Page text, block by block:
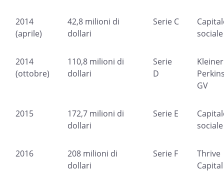
2014
(aprile)
42,8 milioni di
dollari
Serie C
2014
(ottobre)
110,8 milioni di
dollari
Serie
D
Kleiner
GV
2015
172,7 milioni di
dollari
Serie E
2016
208 milioni di
dollari
Serie F
Thrive